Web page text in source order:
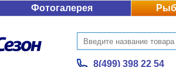
Фотогалерея
8(499) 398 22 54